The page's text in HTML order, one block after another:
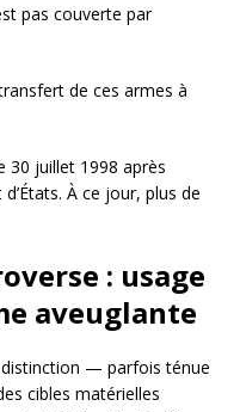
pas couverte par
de ces armes à
30 juillet 1998 après
À ce jour, plus de
: usage
aveuglante
— parfois ténue
cibles matérielles